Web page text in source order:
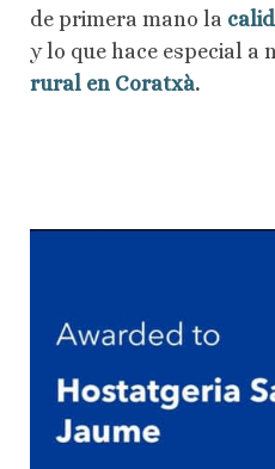
de primera mano la
y lo que hace especial a
rural en Coratxà.